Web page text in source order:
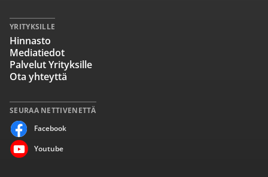
SEURAA NETTIVENETTÄ
Facebook
Youtube
YRITYKSILLE
Hinnasto
Mediatiedot
Palvelut Yrityksille
Ota yhteyttä